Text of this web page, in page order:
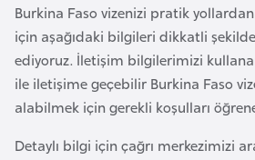
Burkina Faso vizenizi pratik
için aşağıdaki bilgileri dikkatli
ediyoruz. İletişim bilgilerimizi
ile iletişime geçebilir Burkina Faso
alabilmek için gerekli koşulları
Detaylı bilgi için çağrı merkezimizi
a
n
g
a
e